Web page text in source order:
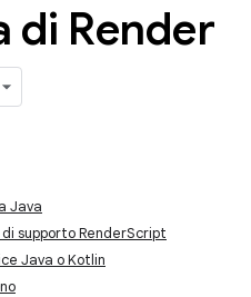
di Render
Java
supporto RenderScript
Java o Kotlin